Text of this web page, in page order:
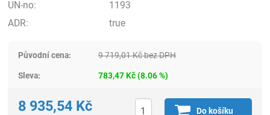
UN-no:
1193
ADR:
true
Původní cena: 9 719,01Kčbez DPH
Sleva: 783,47Kč(8.06%)
8 935,54 Kč Do košíku